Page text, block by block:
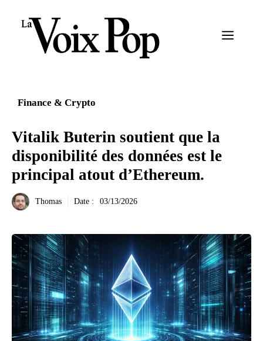
Menu
Finance & Crypto
Vitalik Buterin soutient que la
disponibilité des données est le
principal atout d’Ethereum.
Thomas Date : 03/13/2026